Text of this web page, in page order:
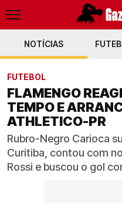
NOTÍCIAS
FUTEBOL
FLAMENGO
TEMPO E
ATHLETICO-PR
Rubro-Negro Carioca
Curitiba, contou com
Rossi e buscou o gol